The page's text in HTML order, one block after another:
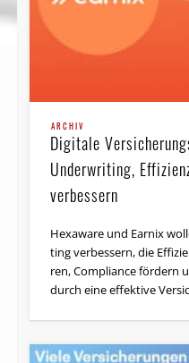
ARCHIV
Digitale
Underwriting,
verbessern
Hexaware und Earnix
ting ver­bes­sern, die
ren, Com­p­li­an­ce för­dern
durch ei­ne ef­fek­ti­ve